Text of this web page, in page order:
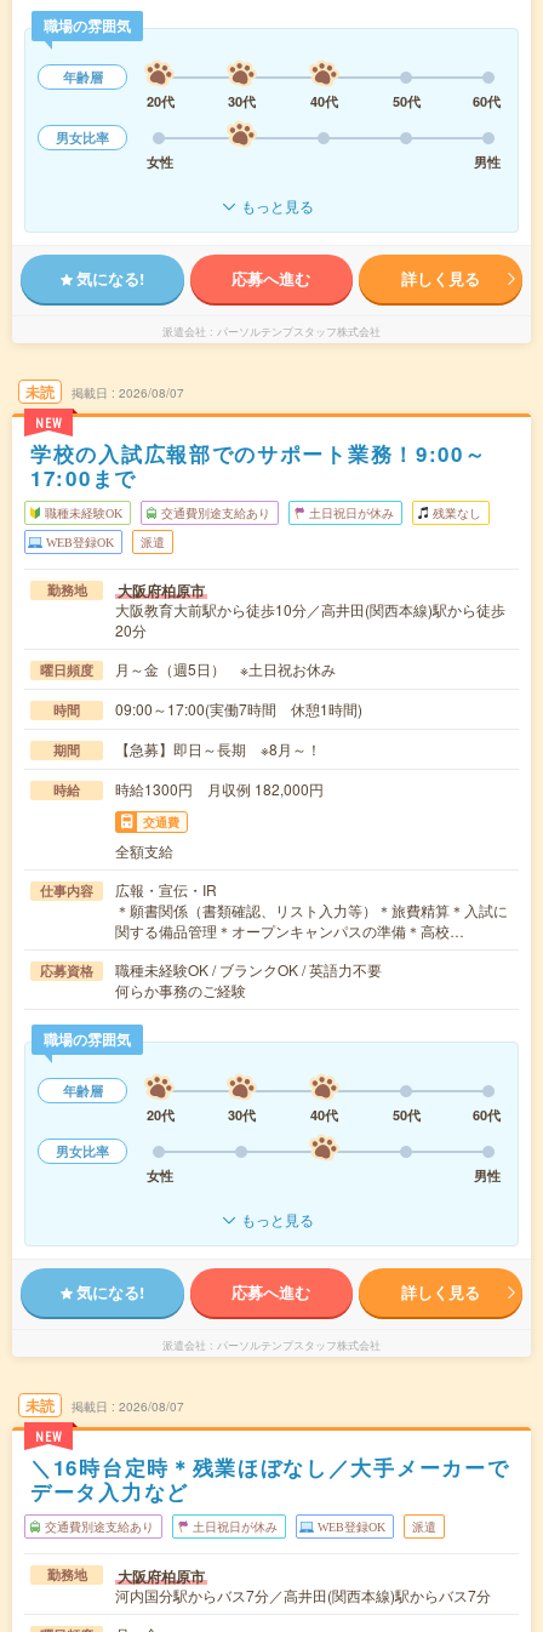
職場の雰囲気
年齢層
20代
30代 40代 50代
60代
男女比率
女性
男性
もっと見る
気になる! 応募へ進む 詳しく見る
派遣会社 パーソルテンプスタッフ株式会社
未読
NEW
掲載日 2026/08/07
学校の入試広報部でのサポート業務！9:00～
17:00まで
職種未経験OK 交通費別途支給あり 土日祝日が休み 残業なし
WEB登録OK 派遣
勤務地 大阪府柏原市
大阪教育大前駅から徒歩10分／高井田(関西本線)駅から徒歩
20分
曜日頻度 月～金（週5日） ※土日祝お休み
時間 09:00～17:00(実働7時間 休憩1時間)
期間 【急募】即日～長期 ※8月～！
時給 時給1300円 月収例 182,000円
交通費
全額支給
仕事内容
広報・宣伝・IR
＊願書関係（書類確認、リスト入力等）＊旅費精算＊入試に
関する備品管理＊オープンキャンパスの準備＊高校…
応募資格
職種未経験OK / ブランクOK / 英語力不要
何らか事務のご経験
職場の雰囲気
年齢層
20代
30代 40代 50代
60代
男女比率
女性
男性
もっと見る
気になる! 応募へ進む 詳しく見る
派遣会社 パーソルテンプスタッフ株式会社
未読
NEW
掲載日 2026/08/07
＼16時台定時＊残業ほぼなし／大手メーカーで
データ入力など
交通費別途支給あり 土日祝日が休み WEB登録OK 派遣
勤務地 大阪府柏原市
河内国分駅からバス7分／高井田(関西本線)駅からバス7分